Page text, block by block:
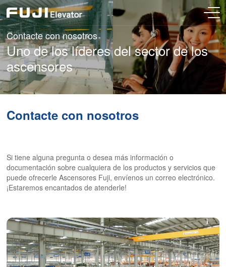
Contacte con nosotros
Uno de los líderes del sector de los
ascensores
Contacte con nosotros
Si tiene alguna pregunta o desea más información o
documentación sobre cualquiera de los productos y servicios que
puede ofrecerle Ascensores Fuji, envíenos un correo electrónico.
¡Estaremos encantados de atenderle!